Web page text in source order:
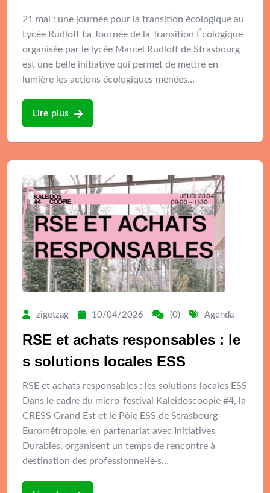
21 mai : une journée pour la transition écologique au
Lycée Rudloff La Journée de la Transition Écologique
organisée par le lycée Marcel Rudloff de Strasbourg
est une belle initiative qui permet de mettre en
lumière les actions écologiques menées…
Lire plus
zigetzag 10/04/2026 (0) Agenda
RSE et achats responsables : le
s solutions locales ESS
RSE et achats responsables : les solutions locales ESS
Dans le cadre du micro-festival Kaleidoscoopie #4, la
CRESS Grand Est et le Pôle ESS de Strasbourg-
Eurométropole, en partenariat avec Initiatives
Durables, organisent un temps de rencontre à
destination des professionnel·le·s…